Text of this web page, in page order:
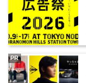
PR